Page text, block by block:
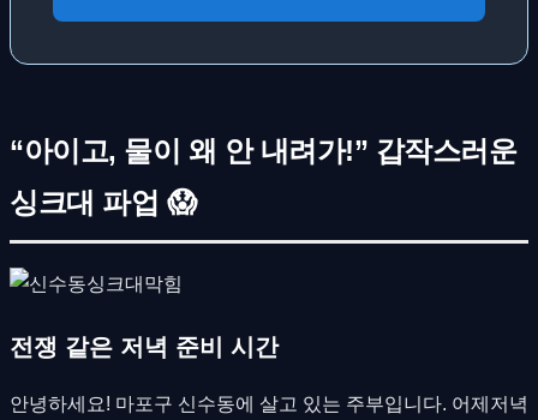
“아이고, 물이 왜 안 내려가!” 갑작스러운
싱크대 파업 😱
전쟁 같은 저녁 준비 시간
안녕하세요! 마포구 신수동에 살고 있는 주부입니다. 어제저녁